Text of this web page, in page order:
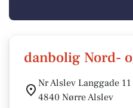
danbolig Nord-
Nr Alslev Langgade 11
4840 Nørre Alslev